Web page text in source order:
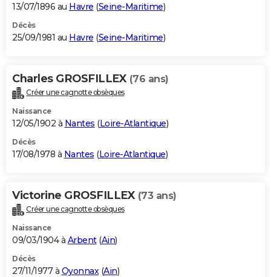
13/07/1896 au Havre (Seine-Maritime)
Décès
25/09/1981 au Havre (Seine-Maritime)
Charles GROSFILLEX (76 ans)
Créer une cagnotte obsèques
Naissance
12/05/1902 à Nantes (Loire-Atlantique)
Décès
17/08/1978 à Nantes (Loire-Atlantique)
Victorine GROSFILLEX (73 ans)
Créer une cagnotte obsèques
Naissance
09/03/1904 à Arbent(Ain)
Décès
27/11/1977 à Oyonnax(Ain)